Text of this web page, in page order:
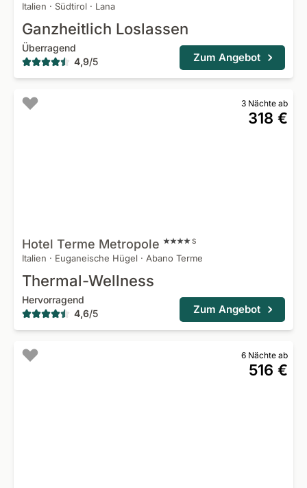
Italien · Südtirol · Lana
Ganzheitlich Loslassen
Überragend
4,9/5 Zum Angebot
3 Nächte ab
318 €
Hotel Terme Metropole S
Italien · Euganeische Hügel · Abano Terme
Thermal-Wellness
Hervorragend
4,6/5 Zum Angebot
6 Nächte ab
516 €